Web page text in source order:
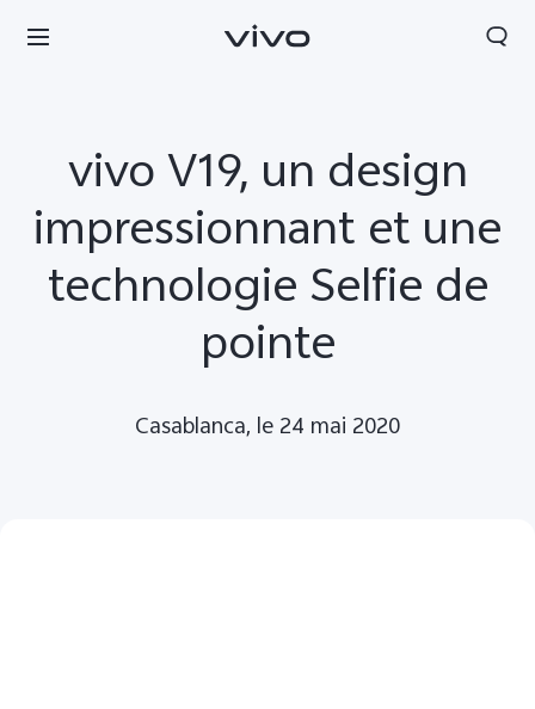
vivo V19, un design
impressionnant et une
technologie Selfie de
pointe
Casablanca, le 24 mai 2020